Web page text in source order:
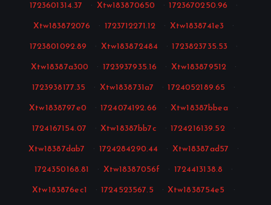
1723601314.37 · Xtw183870650 · 1723670250.96 ·
Xtw183872076 · 1723712271.12 · Xtw1838741e3 ·
1723801092.89 · Xtw183872484 · 1723823735.53 ·
Xtw18387a300 · 1723937935.16 · Xtw183879512 ·
1723938177.35 · Xtw1838731a7 · 1724052189.65 ·
Xtw1838797e0 · 1724074192.66 · Xtw18387bbea ·
1724167154.07 · Xtw18387bb7c · 1724216139.52 ·
Xtw18387dab7 · 1724284290.44 · Xtw18387ad57 ·
1724350168.81 · Xtw18387056f · 1724413138.8 ·
Xtw183876ec1 · 1724523567.5 · Xtw1838754e5 ·